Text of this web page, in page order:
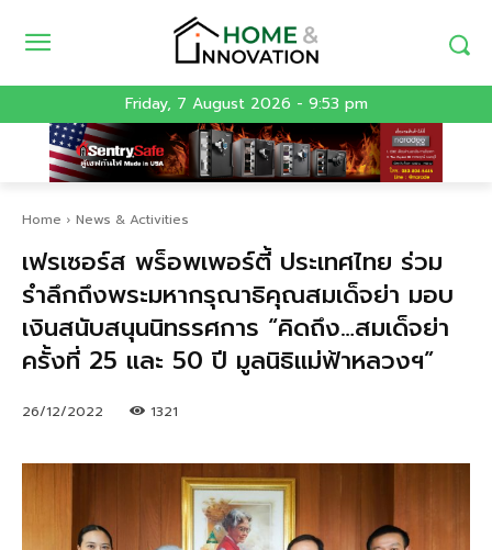
Friday, 7 August 2026 - 9:53 pm
Home News & Activities
เฟรเซอร์ส พร็อพเพอร์ตี้ ประเทศไทย ร่วม
รำลึกถึงพระมหากรุณาธิคุณสมเด็จย่า มอบ
เงินสนับสนุนนิทรรศการ “คิดถึง…สมเด็จย่า
ครั้งที่ 25 และ 50 ปี มูลนิธิแม่ฟ้าหลวงฯ”
26/12/2022 1321